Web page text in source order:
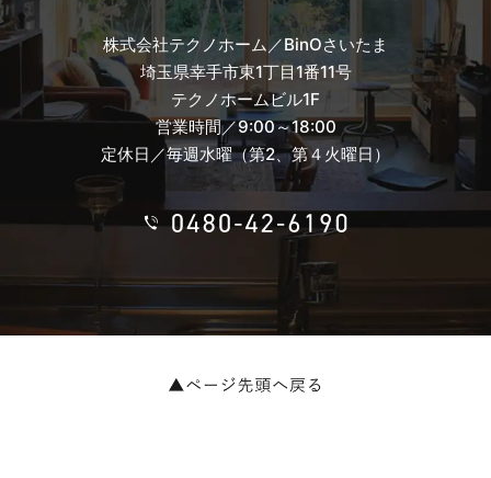
株式会社テクノホーム／BinOさいたま
埼玉県幸手市東1丁目1番11号
テクノホームビル1F
営業時間／9:00～18:00
定休日／毎週水曜（第2、第４火曜日）